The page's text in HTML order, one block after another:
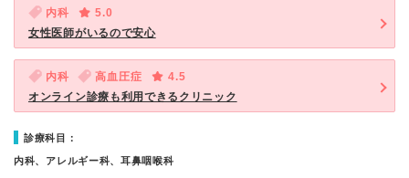
内科
5.0
女性医師がいるので安心
内科 高血圧症
4.5
オンライン診療も利用できるクリニック
診療科目：
内科、アレルギー科、耳鼻咽喉科